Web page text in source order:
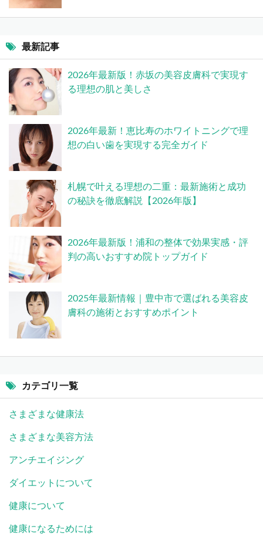
最新記事
2026年最新版！赤坂の美容皮膚科で実現す
る理想の肌と美しさ
2026年最新！恵比寿のホワイトニングで理
想の白い歯を実現する完全ガイド
札幌で叶える理想の二重：最新施術と成功
の秘訣を徹底解説【2026年版】
2026年最新版！浦和の整体で効果実感・評
判の高いおすすめ院トップガイド
2025年最新情報｜豊中市で選ばれる美容皮
膚科の施術とおすすめポイント
カテゴリ一覧
さまざまな健康法
さまざまな美容方法
アンチエイジング
ダイエットについて
健康について
健康になるためには